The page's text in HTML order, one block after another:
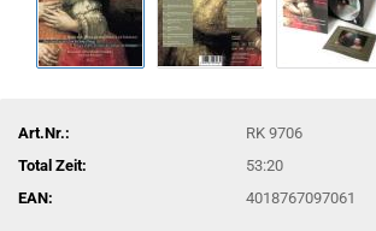
Art.Nr.:
RK 9706
Total Zeit:
53:20
EAN:
4018767097061